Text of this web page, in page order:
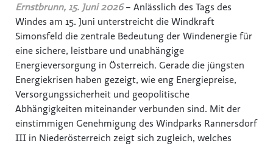
Hotel Zur Wiener Staatsoper
Sinnmacher
Global Sustainability Ski Alliance
International Student House (in's)
Windkraft Simonsfeld AG
Schmittenhöhebahn AG
Ernstbrunn, 15. Juni 2026– Anlässlich des Tags des
Windes am 15. Juni unterstreicht die Windkraft
Simonsfeld die zentrale Bedeutung der Windenergie für
eine sichere, leistbare und unabhängige
Energieversorgung in Österreich. Gerade die jüngsten
Energiekrisen haben gezeigt, wie eng Energiepreise,
Versorgungssicherheit und geopolitische
Abhängigkeiten miteinander verbunden sind. Mit der
einstimmigen Genehmigung des Windparks Rannersdorf
III in Niederösterreich zeigt sich zugleich, welches